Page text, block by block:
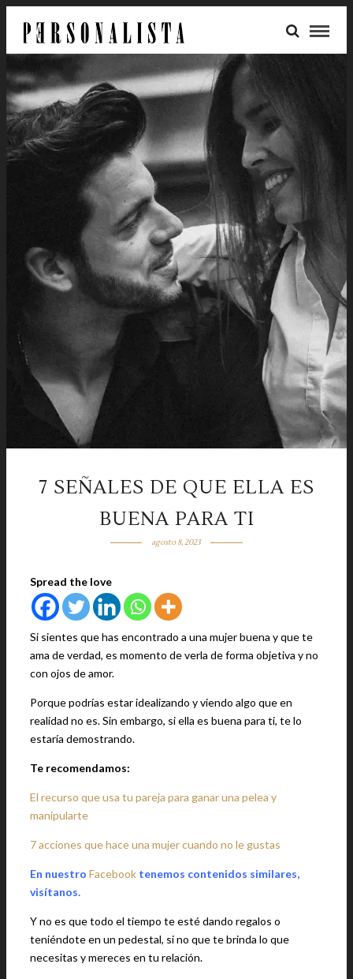
7 SEÑALES DE QUE ELLA ES
BUENA PARA TI
agosto 8, 2023
Spread the love
Si sientes que has encontrado a una mujer buena y que te
ama de verdad, es momento de verla de forma objetiva y no
con ojos de amor.
Porque podrías estar idealizando y viendo algo que en
realidad no es. Sin embargo, si ella es buena para ti, te lo
estaría demostrando.
Te recomendamos:
El recurso que usa tu pareja para ganar una pelea y
manipularte
7 acciones que hace una mujer cuando no le gustas
En nuestro Facebook tenemos contenidos similares,
visítanos.
Y no es que todo el tiempo te esté dando regalos o
teniéndote en un pedestal, si no que te brinda lo que
necesitas y mereces en tu relación.